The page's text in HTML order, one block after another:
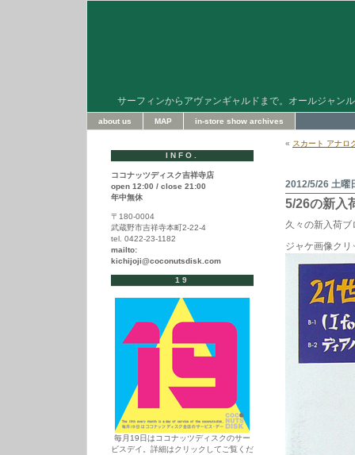
サーフィンからアヴァンギャルドまで。オールジャン
about us MAP in-store show archives
« スカート アナロ
2012/5/26 土曜
5/26の新入
久々の新入荷ブ
ジャケ画像ク
INFO.
ココナッツディスク吉祥寺店
open 12:00 / close 21:00
年中無休
〒180-0004
武蔵野市吉祥寺本町2-22-4
tel. 0422-23-1182
mailto:
kichijoji@coconutsdisk.com
19
毎月19日はココナッツディスクのサー
ビスデイ。詳細はクリックしてご覧くだ